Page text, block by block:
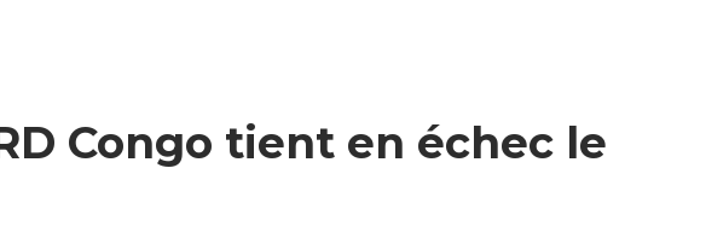
Congo tient en échec le